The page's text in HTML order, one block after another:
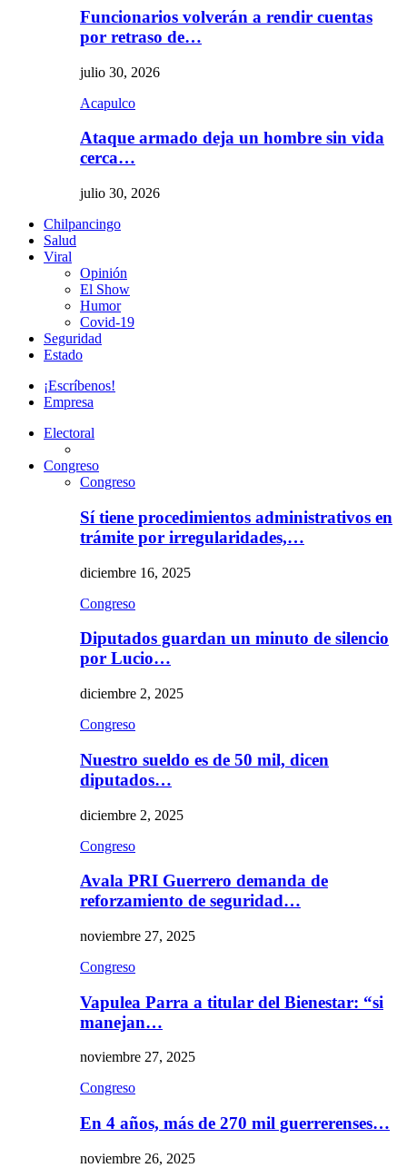
Funcionarios volverán a rendir cuentas
por retraso de…
julio 30, 2026
Acapulco
Ataque armado deja un hombre sin vida
cerca…
julio 30, 2026
Chilpancingo
Salud
Viral
Opinión
El Show
Humor
Covid-19
Seguridad
Estado
¡Escríbenos!
Empresa
Electoral
Congreso
Congreso
Sí tiene procedimientos administrativos en
trámite por irregularidades,…
diciembre 16, 2025
Congreso
Diputados guardan un minuto de silencio
por Lucio…
diciembre 2, 2025
Congreso
Nuestro sueldo es de 50 mil, dicen
diputados…
diciembre 2, 2025
Congreso
Avala PRI Guerrero demanda de
reforzamiento de seguridad…
noviembre 27, 2025
Congreso
Vapulea Parra a titular del Bienestar: “si
manejan…
noviembre 27, 2025
Congreso
En 4 años, más de 270 mil guerrerenses…
noviembre 26, 2025